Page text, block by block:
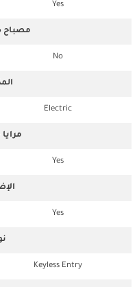
Yes
مصباح
No
Electric
Yes
Yes
Keyless Entry